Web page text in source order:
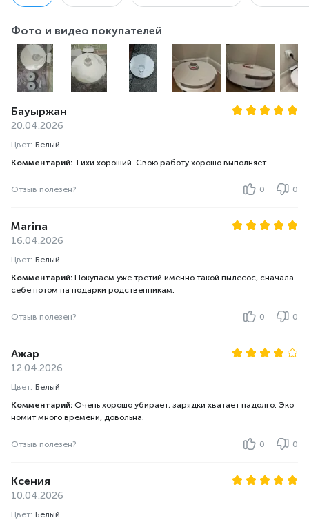
Фото и видео покупателей
Бауыржан
20.04.2026
Цвет: Белый
Комментарий: Тихи хороший. Свою работу хорошо выполняет.
Отзыв полезен? 0 0
Marina
16.04.2026
Цвет: Белый
Комментарий: Покупаем уже третий именно такой пылесос, сначала
себе потом на подарки родственникам.
Отзыв полезен? 0 0
Ажар
12.04.2026
Цвет: Белый
Комментарий: Очень хорошо убирает, зарядки хватает надолго. Эко
номит много времени, довольна.
Отзыв полезен? 0 0
Ксения
10.04.2026
Цвет: Белый